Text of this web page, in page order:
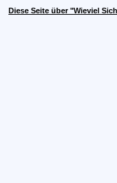
Diese Seite über "Wieviel